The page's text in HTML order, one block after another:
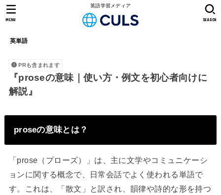
英語学習メディア
英単語
SEARCH
MENU
PRも含まれます
『proseの意味｜使い方・例文を初心者向けに
解説』
proseの意味とは？
「prose（プローズ）」は、主に文学やコミュニケーシ
ョンに関する概念で、日常会話でよく使われる単語で
す。これは、「散文」と訳され、韻律や詩的な形を持つ